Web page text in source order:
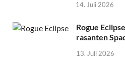
14. Juli 2026
Rogue
rasanten
13. Juli 2026